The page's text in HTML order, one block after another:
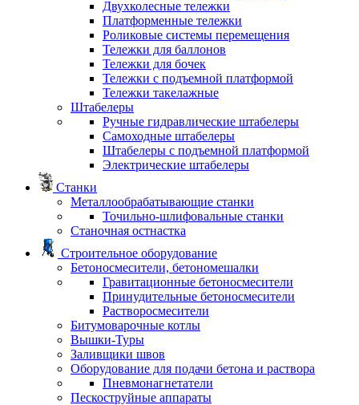
Двухколесные тележки
Платформенные тележки
Роликовые системы перемещения
Тележки для баллонов
Тележки для бочек
Тележки с подъемной платформой
Тележки такелажные
Штабелеры
Ручные гидравлические штабелеры
Самоходные штабелеры
Штабелеры с подъемной платформой
Электрические штабелеры
Станки
Металлообрабатывающие станки
Точильно-шлифовальные станки
Станочная остнастка
Строительное оборудование
Бетоносмесители, бетономешалки
Гравитационные бетоносмесители
Принудительные бетоносмесители
Растворосмесители
Битумоварочные котлы
Вышки-Туры
Заливщики швов
Оборудование для подачи бетона и раствора
Пневмонагнетатели
Пескоструйные аппараты